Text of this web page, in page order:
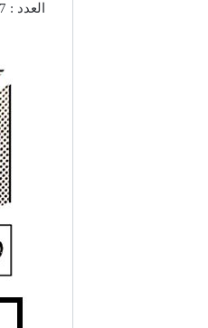
العدد : 4847